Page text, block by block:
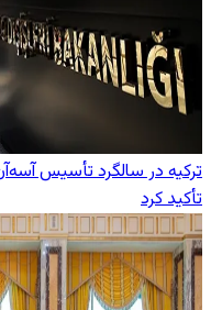
ترکیه در سالگرد تأسیس
تأکید کرد